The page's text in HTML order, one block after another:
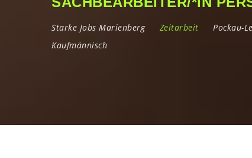
Starke Jobs Marienberg Zeitarbeit Pockau-
Kaufmännisch